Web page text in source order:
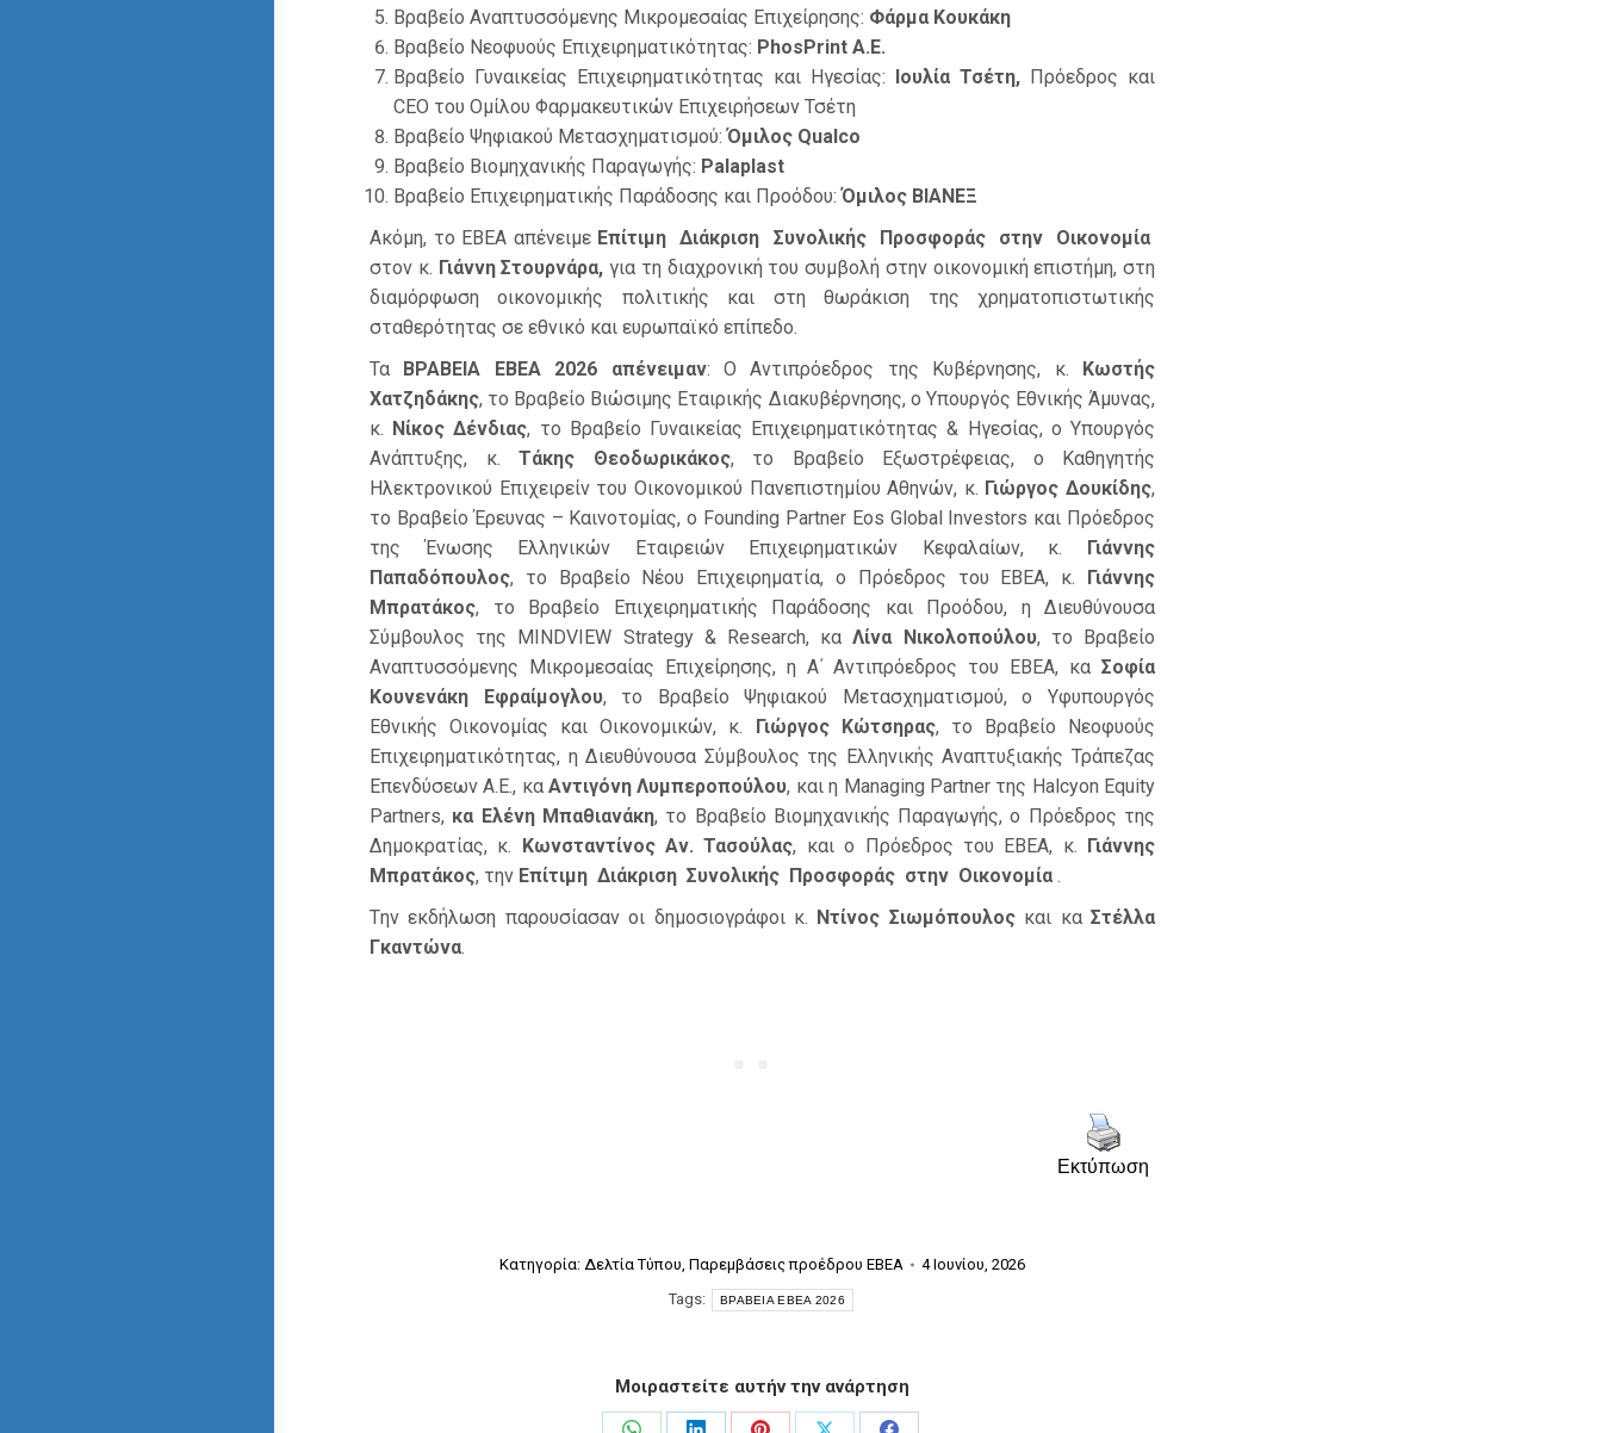
Βραβείο Αναπτυσσόμενης Μικρομεσαίας Επιχείρησης: Φάρμα Κουκάκη
Βραβείο Νεοφυούς Επιχειρηματικότητας: PhosPrint Α.Ε.
Βραβείο Γυναικείας Επιχειρηματικότητας και Ηγεσίας: Ιουλία Τσέτη, Πρόεδρος και
CEO του Ομίλου Φαρμακευτικών Επιχειρήσεων Τσέτη
Βραβείο Ψηφιακού Μετασχηματισμού:Όμιλος Qualco
Βραβείο Βιομηχανικής Παραγωγής: Palaplast
Βραβείο Επιχειρηματικής Παράδοσης και Προόδου:Όμιλος ΒΙΑΝΕΞ
Ακόμη, το ΕΒΕΑ απένειμε Επίτιμη Διάκριση Συνολικής Προσφοράς στην Οικονομία
στον κ. Γιάννη Στουρνάρα, για τη διαχρονική του συμβολή στην οικονομική επιστήμη, στη
διαμόρφωση οικονομικής πολιτικής και στη θωράκιση της χρηματοπιστωτικής
σταθερότητας σε εθνικό και ευρωπαϊκό επίπεδο.
Τα ΒΡΑΒΕΙΑ ΕΒΕΑ 2026 απένειμαν: Ο Αντιπρόεδρος της Κυβέρνησης, κ. Κωστής
Χατζηδάκης, το Βραβείο Βιώσιμης Εταιρικής Διακυβέρνησης, o Yπουργός Εθνικής Άμυνας,
κ. Νίκος Δένδιας, το Βραβείο Γυναικείας Επιχειρηματικότητας & Ηγεσίας, ο Υπουργός
Ανάπτυξης, κ. Τάκης Θεοδωρικάκος, το Βραβείο Εξωστρέφειας, ο Καθηγητής
Ηλεκτρονικού Επιχειρείν του Οικονομικού Πανεπιστημίου Αθηνών, κ. Γιώργος Δουκίδης,
το Βραβείο Έρευνας – Καινοτομίας, ο Founding Partner Eos Global Investors και Πρόεδρος
της Ένωσης Ελληνικών Εταιρειών Επιχειρηματικών Κεφαλαίων, κ. Γιάννης
Παπαδόπουλος, το Βραβείο Νέου Επιχειρηματία, ο Πρόεδρος του ΕΒΕΑ, κ. Γιάννης
Μπρατάκος, το Βραβείο Επιχειρηματικής Παράδοσης και Προόδου, η Διευθύνουσα
Σύμβουλος της MINDVIEW Strategy & Research, καΛίνα Νικολοπούλου, το Βραβείο
Αναπτυσσόμενης Μικρομεσαίας Επιχείρησης, η Α΄ Αντιπρόεδρος του ΕΒΕΑ, κα Σοφία
Κουνενάκη Εφραίμογλου, το Βραβείο Ψηφιακού Μετασχηματισμού, ο Υφυπουργός
Εθνικής Οικονομίας και Οικονομικών, κ. Γιώργος Κώτσηρας, το Βραβείο Νεοφυούς
Επιχειρηματικότητας, η Διευθύνουσα Σύμβουλος της Ελληνικής Αναπτυξιακής Τράπεζας
Επενδύσεων Α.Ε., καΑντιγόνη Λυμπεροπούλου, και η Managing Partner της Halcyon Equity
Partners, κα Ελένη Μπαθιανάκη, το Βραβείο Βιομηχανικής Παραγωγής, ο Πρόεδρος της
Δημοκρατίας, κ. Κωνσταντίνος Αν. Τασούλας, και ο Πρόεδρος του ΕΒΕΑ, κ. Γιάννης
Μπρατάκος, την Επίτιμη Διάκριση Συνολικής Προσφοράς στην Οικονομία .
Tην εκδήλωση παρουσίασαν οι δημοσιογράφοι κ. Ντίνος Σιωμόπουλοςκαι καΣτέλλα
Γκαντώνα.
Εκτύπωση
Κατηγορία: Δελτία Τύπου Παρεμβάσεις προέδρου ΕΒΕΑ
4 Ιουνίου, 2026
Tags:
ΒΡΑΒΕΙΑ ΕΒΕΑ 2026
Μοιραστείτε αυτήν την ανάρτηση